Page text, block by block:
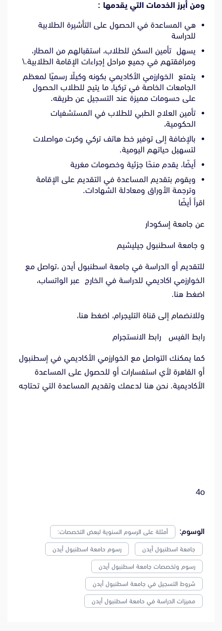
ومن أبرز الخدمات التي يقدمها :
هي المساعدة في الحصول على التأشيرة الطلابية
للدراسة
يسهل تأمين السكن للطلاب، استقبالهم من المطار،
ومرافقتهم في جميع مراحل إجراءات الإقامة الطلابية.\
يتمتع الخوارزمي الأكاديمي بكونه وكيلًا رسميًا لمعظم
الجامعات الخاصة في تركيا، ما يتيح للطلاب الحصول
على حسومات مميزة عند التسجيل عن طريقه.
تأمين العلاج الطبي للطلاب في المستشفيات
الحكومية،
بالإضافة إلى توفير خط هاتف تركي وكرت مواصلات
لتسهيل حياتهم اليومية.
أيضًا، يقدم منحًا جزئية وخصومات مغرية
ويقوم بتقديم المساعدة في التقديم على الإقامة
وترجمة الأوراق ومعادلة الشهادات.
اقرأ أيضًا
عن جامعة إسكودار
و جامعة اسطنبول جيليشيم
للتقديم أو الدراسة في جامعة اسطنبول أيدن ،تواصل مع
الخوارزمي اكاديمي للدراسة في الخارج عبر الواتساب،
اضغط هنا.
وللانضمام إلى قناة التليجرام، اضغط هنا،
رابط الفيس رابط الانستجرام
كما يمكنك التواصل مع الخوارزمي الأكاديمي في إسطنبول
أو القاهرة لأي استفسارات أو للحصول على المساعدة
الأكاديمية. نحن هنا لدعمك وتقديم المساعدة التي تحتاجه
4o
الوسوم: أمثلة على الرسوم السنوية لبعض التخصصات:
جامعة اسطنبول أيدن رسوم حامعة اسطنبول أيدن
رسوم وتخصصات جامعة اسطنبول أيدن
شروط التسجيل في جامعة اسطنبول أيدن
مميزات الدراسة في حامعة اسطنبول أيدن